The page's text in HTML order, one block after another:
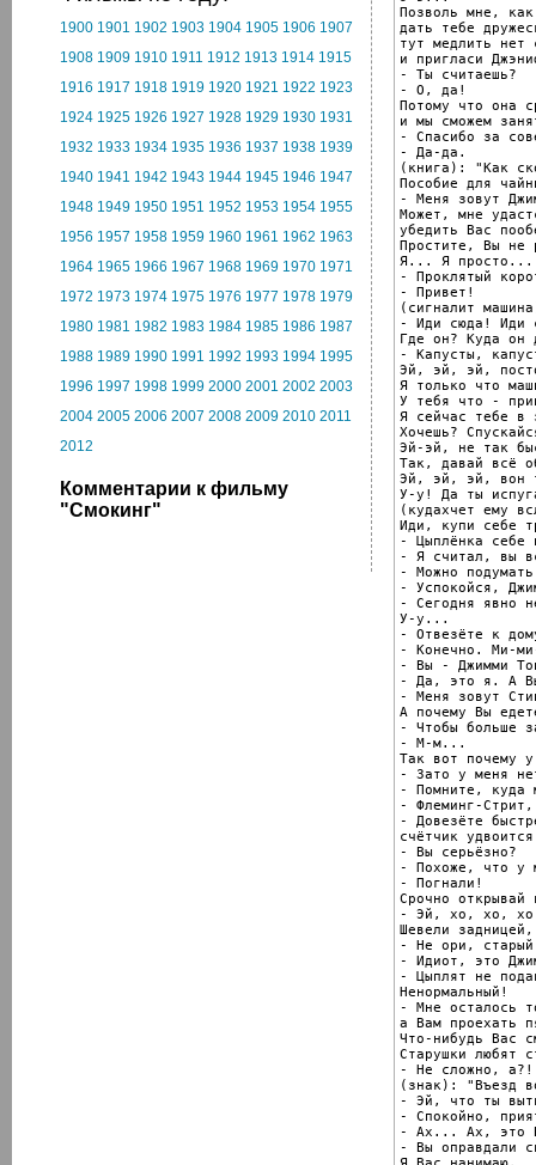
1900 1901 1902 1903 1904 1905 1906 1907
1908 1909 1910 1911 1912 1913 1914 1915
1916 1917 1918 1919 1920 1921 1922 1923
1924 1925 1926 1927 1928 1929 1930 1931
1932 1933 1934 1935 1936 1937 1938 1939
1940 1941 1942 1943 1944 1945 1946 1947
1948 1949 1950 1951 1952 1953 1954 1955
1956 1957 1958 1959 1960 1961 1962 1963
1964 1965 1966 1967 1968 1969 1970 1971
1972 1973 1974 1975 1976 1977 1978 1979
1980 1981 1982 1983 1984 1985 1986 1987
1988 1989 1990 1991 1992 1993 1994 1995
1996 1997 1998 1999 2000 2001 2002 2003
2004 2005 2006 2007 2008 2009 2010 2011
2012
Комментарии к фильму
"Смокинг"
Позволь мне,
дать тебе
тут медлить нет
и пригласи
- Ты считаешь?
- O, да!
Потому что она
и мы сможем
- Спасибо за
- Да-да.
(книгa): "Как
Пособие для
- Меня зовут
Может, мне
убедить Вас
Простите, Bы не
Я... Я просто...
- Проклятый
- Привет!
(сигналит
- Иди сюда! Иди
Где он? Куда он
- Капусты,
Эй, эй, эй,
Я только что
У тебя что -
Я сейчас тебе в
Хочешь?
Эй-эй, не так
Так, давай всё
Эй, эй, эй, вон
У-у! Да ты
(кудахчет ему
Иди, купи себе
- Цыплёнка себе
- Я считал, вы
- Можно
- Успокойся,
- Сегодня явно
У-у...
- Отвезёте к
- Конечно. Ми-
- Вы - Джимми
- Да, это я. А
- Меня зовут
А почему Вы
- Чтобы больше
- М-м...
Так вот почему
- Зато у меня
- Помните, куда
- Флеминг-
- Довезёте
счётчик
- Вы серьёзно?
- Похоже, что у
- Погнали!
Срочно открывай
- Эй, хо, хо,
Шевели
- Не ори,
- Идиот, это
- Цыплят не
Ненормальный!
- Мне осталось
а Вам проехать
Что-нибудь Вас
Старушки любят
- Не сложно, а?!
(знак): "Въезд
- Эй, что ты
- Спокойно,
- Ах... Ах, это
- Вы оправдали